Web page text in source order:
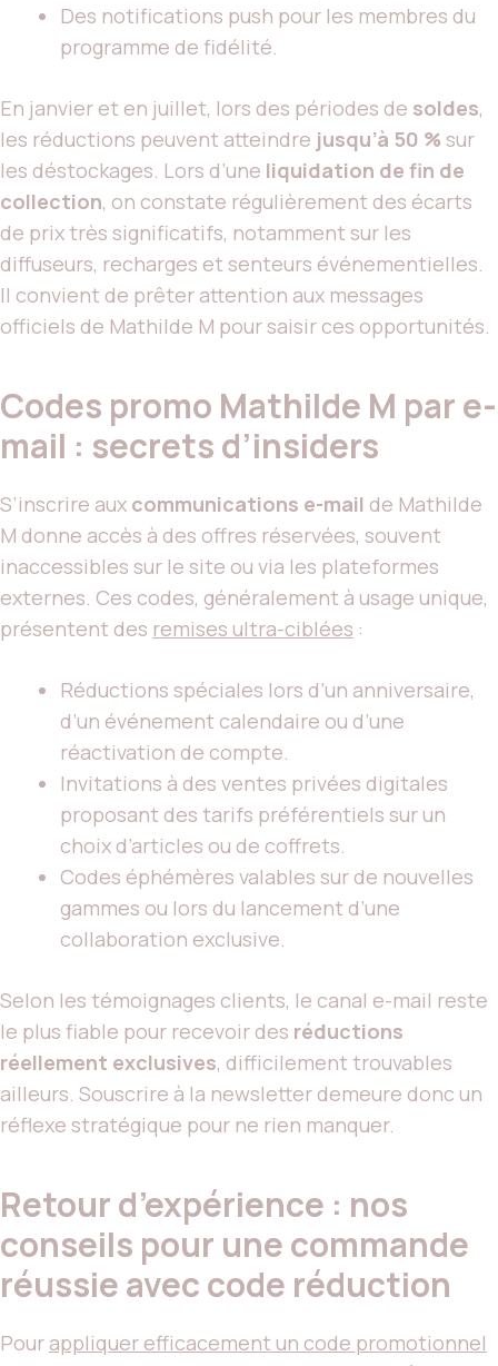
Des notifications push pour les membres du
programme de fidélité.
En janvier et en juillet, lors des périodes de soldes,
les réductions peuvent atteindre jusqu’à 50 % sur
les déstockages. Lors d’une liquidation de fin de
collection, on constate régulièrement des écarts
de prix très significatifs, notamment sur les
diffuseurs, recharges et senteurs événementielles.
Il convient de prêter attention aux messages
officiels de Mathilde M pour saisir ces opportunités.
Codes promo Mathilde M par e-
mail : secrets d’insiders
S’inscrire aux communications e-mail de Mathilde
M donne accès à des offres réservées, souvent
inaccessibles sur le site ou via les plateformes
externes. Ces codes, généralement à usage unique,
présentent des remises ultra-ciblées :
Réductions spéciales lors d’un anniversaire,
d’un événement calendaire ou d’une
réactivation de compte.
Invitations à des ventes privées digitales
proposant des tarifs préférentiels sur un
choix d’articles ou de coffrets.
Codes éphémères valables sur de nouvelles
gammes ou lors du lancement d’une
collaboration exclusive.
Selon les témoignages clients, le canal e-mail reste
le plus fiable pour recevoir des réductions
réellement exclusives, difficilement trouvables
ailleurs. Souscrire à la newsletter demeure donc un
réflexe stratégique pour ne rien manquer.
Retour d’expérience : nos
conseils pour une commande
réussie avec code réduction
Pour appliquer efficacement un code promotionnel